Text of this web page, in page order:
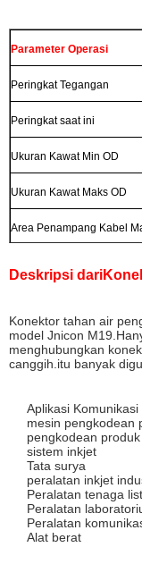
Parameter Operasi
Peringkat Tegangan
Peringkat saat ini
Ukuran Kawat Min OD
Ukuran Kawat Maks OD
Area Penampang Kabel
Deskripsi dari
Konektor tahan air
model Jnicon
menghubungkan
canggih.itu banyak
Aplikasi Komunikasi
mesin pengkodean
pengkodean
sistem inkjet
Tata surya
peralatan inkjet
Peralatan tenaga
Peralatan
Peralatan
Alat berat